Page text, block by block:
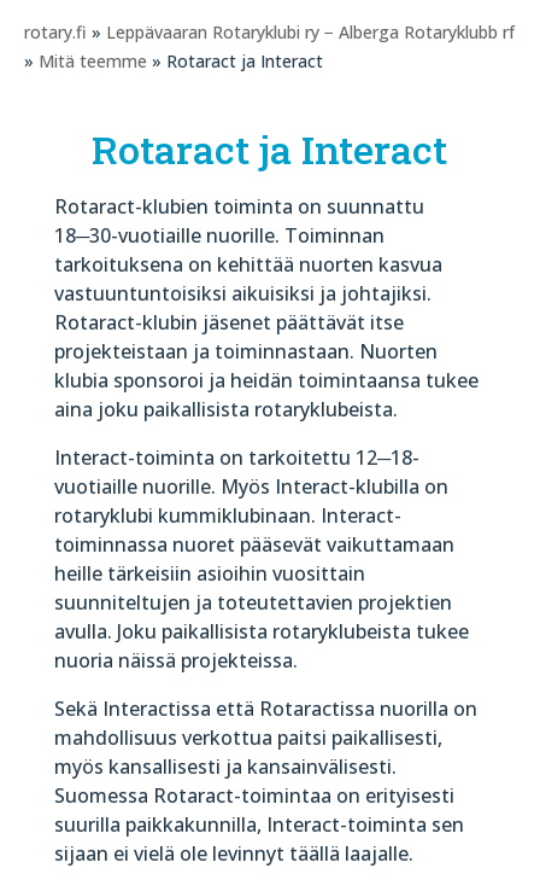
rotary.fi » Leppävaaran Rotaryklubi ry − Alberga Rotaryklubb rf
» Mitä teemme » Rotaract ja Interact
Rotaract ja Interact
Rotaract-klubien toiminta on suunnattu
18─30-vuotiaille nuorille. Toiminnan
tarkoituksena on kehittää nuorten kasvua
vastuuntuntoisiksi aikuisiksi ja johtajiksi.
Rotaract-klubin jäsenet päättävät itse
projekteistaan ja toiminnastaan. Nuorten
klubia sponsoroi ja heidän toimintaansa tukee
aina joku paikallisista rotaryklubeista.
Interact-toiminta on tarkoitettu 12─18-
vuotiaille nuorille. Myös Interact-klubilla on
rotaryklubi kummiklubinaan. Interact-
toiminnassa nuoret pääsevät vaikuttamaan
heille tärkeisiin asioihin vuosittain
suunniteltujen ja toteutettavien projektien
avulla. Joku paikallisista rotaryklubeista tukee
nuoria näissä projekteissa.
Sekä Interactissa että Rotaractissa nuorilla on
mahdollisuus verkottua paitsi paikallisesti,
myös kansallisesti ja kansainvälisesti.
Suomessa Rotaract-toimintaa on erityisesti
suurilla paikkakunnilla, Interact-toiminta sen
sijaan ei vielä ole levinnyt täällä laajalle.